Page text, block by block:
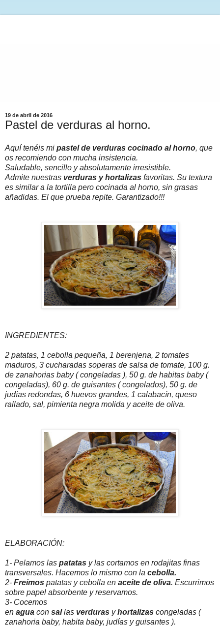
19 de abril de 2016
Pastel de verduras al horno.
Aquí tenéis mi pastel de verduras cocinado al horno, que
os recomiendo con mucha insistencia.
Saludable, sencillo y absolutamente irresistible.
Admite nuestras verduras y hortalizas favoritas. Su textura
es similar a la tortilla pero cocinada al horno, sin grasas
añadidas. El que prueba repite. Garantizado!!!
INGREDIENTES:
2 patatas, 1 cebolla pequeña, 1 berenjena, 2 tomates
maduros, 3 cucharadas soperas de salsa de tomate, 100 g.
de zanahorias baby ( congeladas ), 50 g. de habitas baby (
congeladas), 60 g. de guisantes ( congelados), 50 g. de
judías redondas, 6 huevos grandes, 1 calabacín, queso
rallado, sal, pimienta negra molida y aceite de oliva.
ELABORACIÓN:
1- Pelamos las patatas y las cortamos en rodajitas finas
transversales. Hacemos lo mismo con la cebolla.
2- Freímos patatas y cebolla en aceite de oliva. Escurrimos
sobre papel absorbente y reservamos.
3- Cocemos
en agua con sallas verduras yhortalizas congeladas (
zanahoria baby, habita baby, judías y guisantes ).